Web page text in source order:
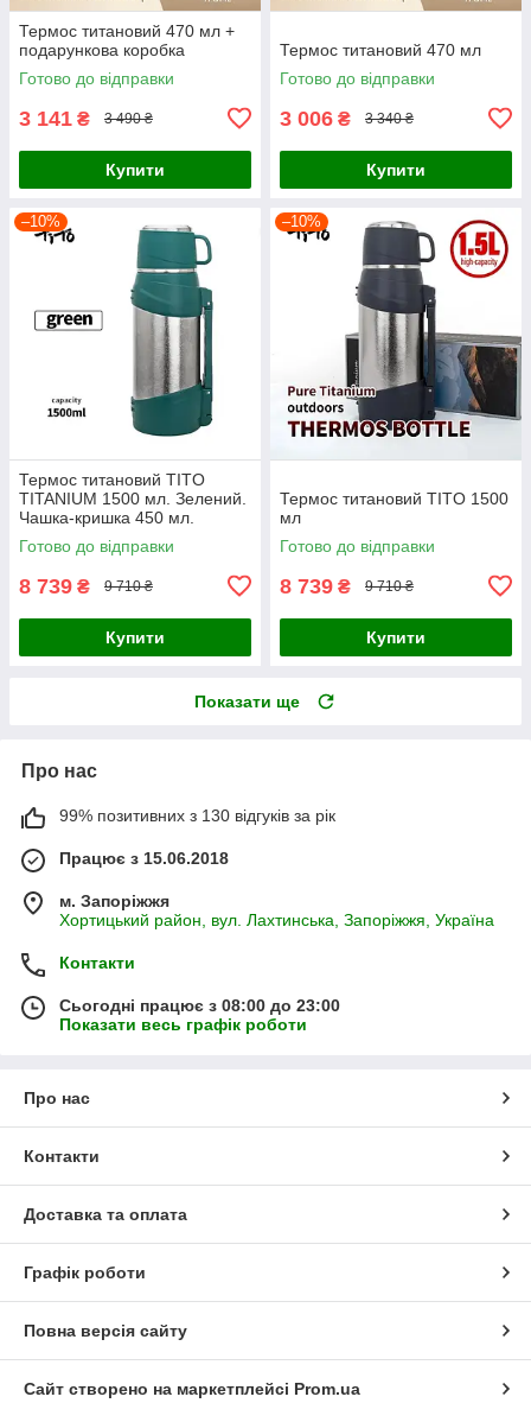
Термос титановий 470 мл +
подарункова коробка
Готово до відправки
3 141 ₴ 3 490 ₴
Купити
Термос титановий 470 мл
Готово до відправки
3 006 ₴ 3 340 ₴
Купити
–10%
Термос титановий TITO
TITANIUM 1500 мл. Зелений.
Чашка-кришка 450 мл.
Вбудований ремінь
Готово до відправки
8 739 ₴ 9 710 ₴
Купити
–10%
Термос титановий TITO 1500
мл
Готово до відправки
8 739 ₴ 9 710 ₴
Купити
Показати ще
Про нас
99% позитивних з 130 відгуків за рік
Працює з 15.06.2018
м. Запоріжжя
Хортицький район, вул. Лахтинська, Запоріжжя, Україна
Контакти
Сьогодні працює з 08:00 до 23:00
Показати весь графік роботи
Про нас
Контакти
Доставка та оплата
Графік роботи
Повна версія сайту
Сайт створено на маркетплейсі Prom.ua